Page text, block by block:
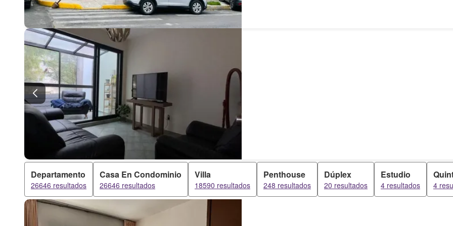
Departamento
26646 resultados
Casa En Condominio
26646 resultados
Villa
18590 resultados
Penthouse
248 resultados
Dúplex
20 resultados
Estudio
4 resultados 4